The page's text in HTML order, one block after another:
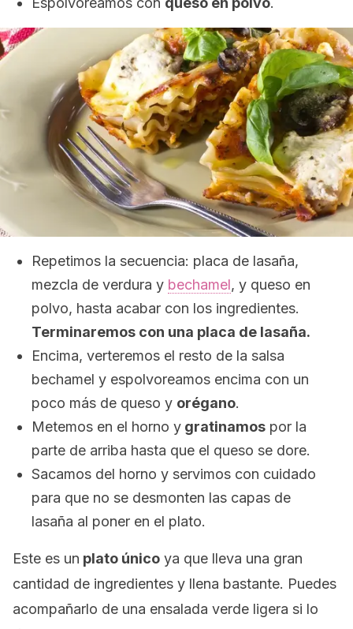
Repetimos la secuencia: placa de lasaña,
mezcla de verdura y bechamel, y queso en
polvo, hasta acabar con los ingredientes.
Terminaremos con una placa de lasaña.
Encima, verteremos el resto de la salsa
bechamel y espolvoreamos encima con un
poco más de queso y orégano.
Metemos en el horno y gratinamos por la
parte de arriba hasta que el queso se dore.
Sacamos del horno y servimos con cuidado
para que no se desmonten las capas de
lasaña al poner en el plato.
Este es un plato único ya que lleva una gran
cantidad de ingredientes y llena bastante. Puedes
acompañarlo de una ensalada verde ligera si lo